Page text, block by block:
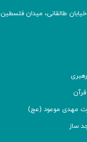
قرآن
مهدی موعود (عج)
ساز